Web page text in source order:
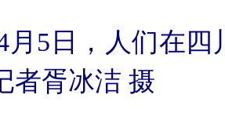
月5日，人们在
者胥冰洁 摄